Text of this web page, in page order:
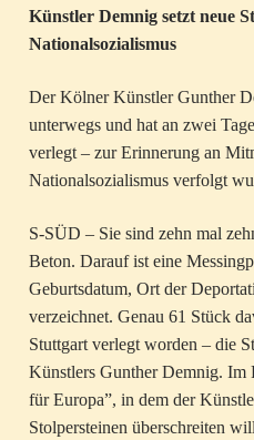
Künstler Demnig setzt neue
Nationalsozialismus
Der Kölner Künstler Gunther
unterwegs und hat an zwei
verlegt – zur Erinnerung an
Nationalsozialismus verfolgt
S-SÜD – Sie sind zehn mal
Beton. Darauf ist eine
Geburtsdatum, Ort der
verzeichnet. Genau 61 Stück
Stuttgart verlegt worden – die
Künstlers Gunther Demnig. Im
für Europa”, in dem der
Stolpersteinen überschreiten